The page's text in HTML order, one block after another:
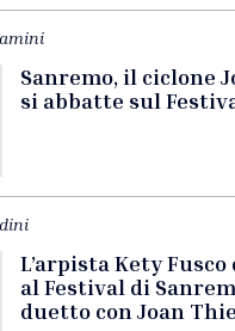
Sanremo, il ciclone
si abbatte sul
L’arpista Kety Fusco
al Festival di
duetto con Joan